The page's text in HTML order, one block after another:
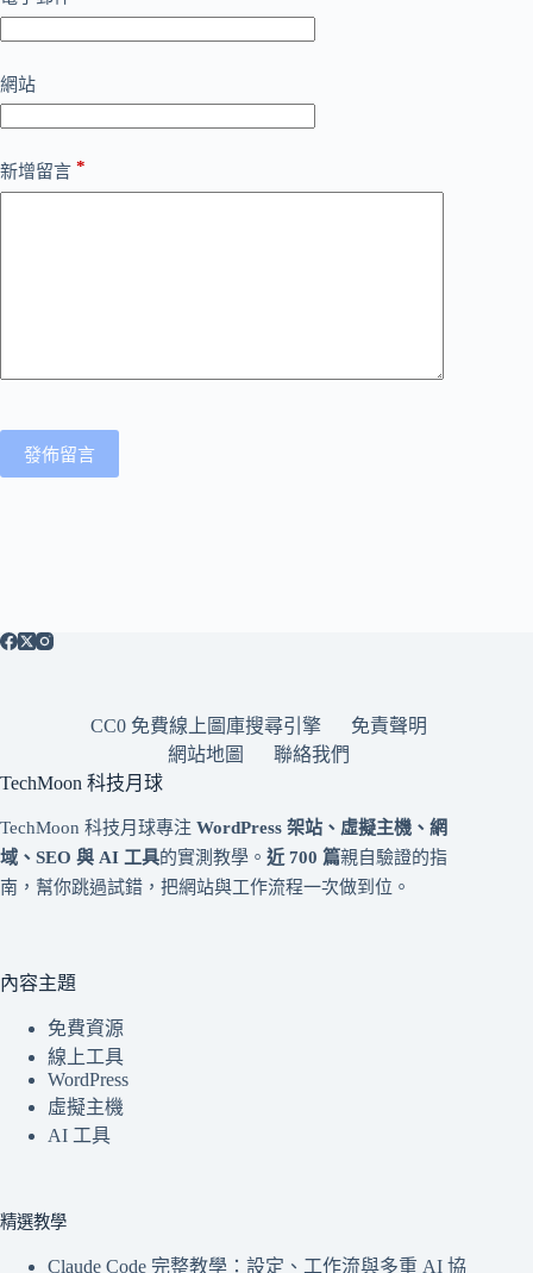
網站
新增留言 *
發佈留言
CC0 免費線上圖庫搜尋引擎
免責聲明
網站地圖
聯絡我們
TechMoon 科技月球
TechMoon 科技月球專注 WordPress 架站、虛擬主機、網
域、SEO 與 AI 工具的實測教學。 近 700 篇親自驗證的指
南，幫你跳過試錯，把網站與工作流程一次做到位。
內容主題
免費資源
線上工具
WordPress
虛擬主機
AI 工具
精選教學
Claude Code 完整教學：設定、工作流與多重 AI 協